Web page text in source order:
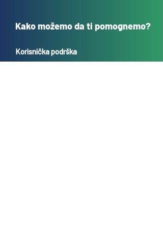
Kako možemo da ti pomognemo?
Korisnička podrška